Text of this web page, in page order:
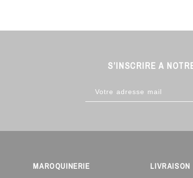
S’INSCRIRE A
MAROQUINERIE LIVRAISON